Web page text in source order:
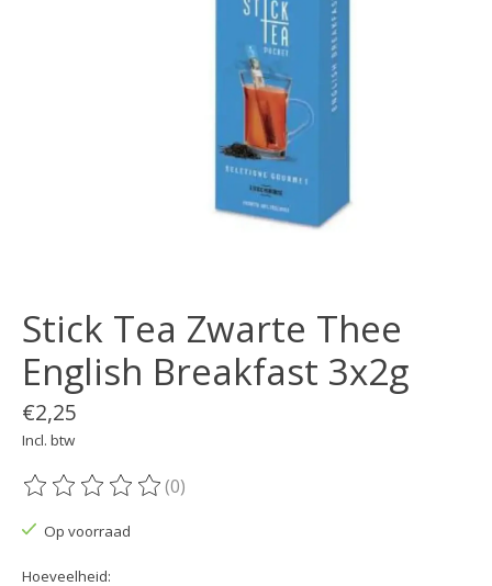
Stick Tea Zwarte Thee
English Breakfast 3x2g
€2,25
Incl. btw
De beoordeling van dit product is
(0)
Op voorraad
Hoeveelheid: